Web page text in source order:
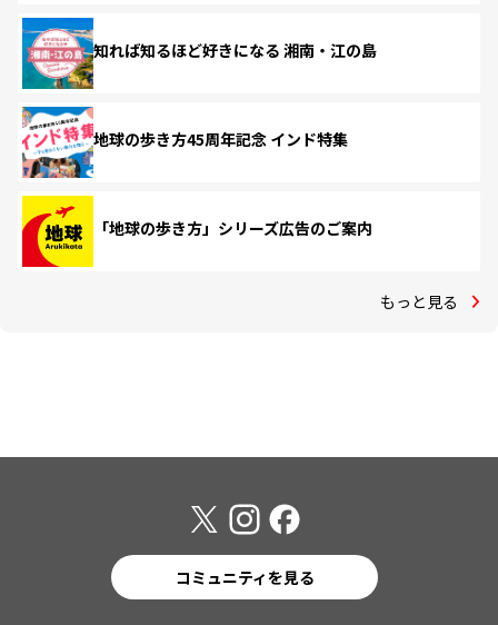
知れば知るほど好きになる 湘南・江の島
地球の歩き方45周年記念 インド特集
「地球の歩き方」シリーズ広告のご案内
もっと見る
コミュニティを見る